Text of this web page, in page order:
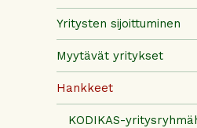
Yritysten sijoittuminen
Myytävät yritykset
Hankkeet
KODIKAS-